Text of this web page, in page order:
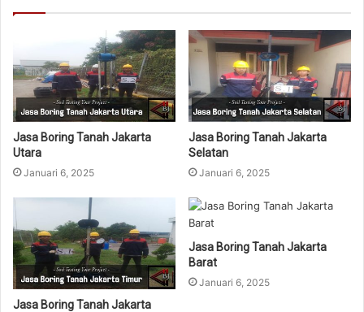
Jasa Boring Tanah Jakarta
Utara
Januari 6, 2025
Jasa Boring Tanah Jakarta
Selatan
Januari 6, 2025
Jasa Boring Tanah Jakarta
Jasa Boring Tanah Jakarta
Barat
Januari 6, 2025